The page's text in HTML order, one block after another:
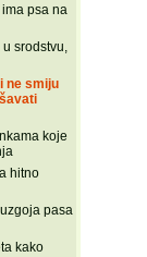
psa na
srodstvu,
ne smiju
koje
hitno
pasa
kako